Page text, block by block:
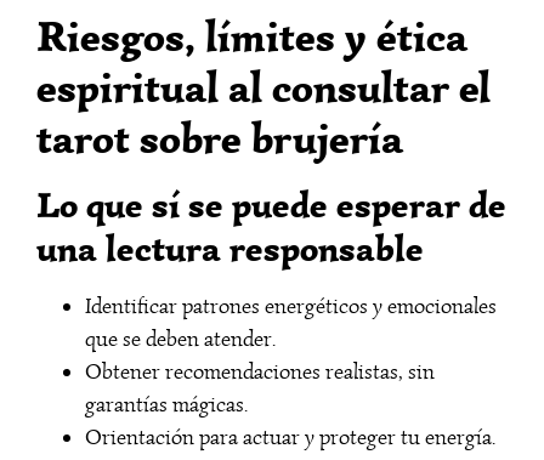
Riesgos, límites y ética
espiritual al consultar el
tarot sobre brujería
Lo que sí se puede esperar de
una lectura responsable
Identificar patrones energéticos y emocionales
que se deben atender.
Obtener recomendaciones realistas, sin
garantías mágicas.
Orientación para actuar y proteger tu energía.